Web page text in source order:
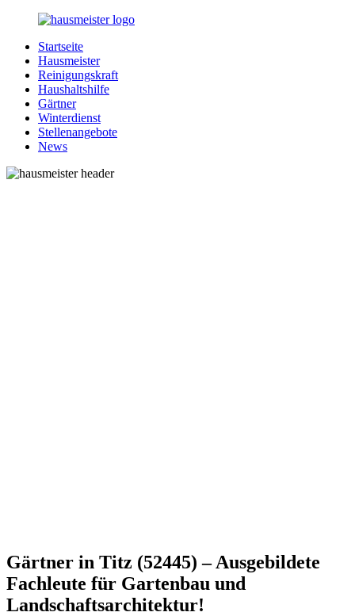
Zurück
Inhalt
Hausmeister.de
Alles
rund
Ihren
Haushalt
Startseite
Hausmeister
Reinigungskraft
Haushaltshilfe
Gärtner
Winterdienst
Stellenangebote
News
Gärtner in Titz (52445) – Ausgebildete
Fachleute für Gartenbau und
Landschaftsarchitektur!